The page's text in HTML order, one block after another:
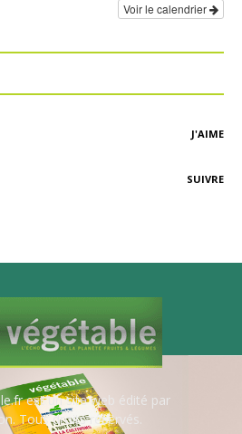
Voir le calendrier
J'AIME
SUIVRE
est un site web édité par
Tous droits réservés.